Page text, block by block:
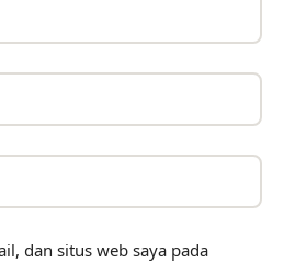
dan situs web saya pada